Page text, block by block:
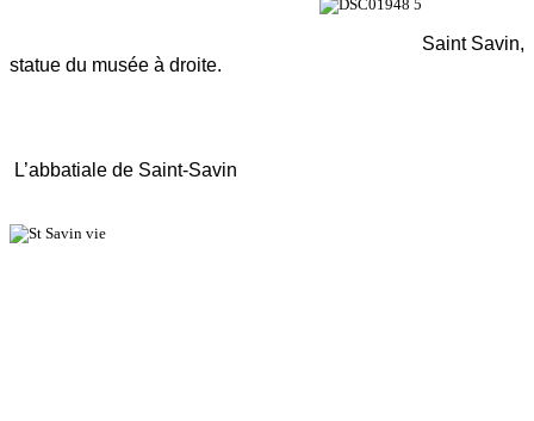
Saint Savin,
statue du musée à droite.
L’abbatiale de Saint-Savin